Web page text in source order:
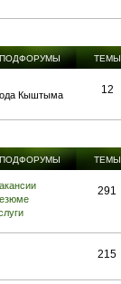
ПОДФОРУМЫ ТЕМЫ
Кыштыма 12
ПОДФОРУМЫ ТЕМЫ
291
215